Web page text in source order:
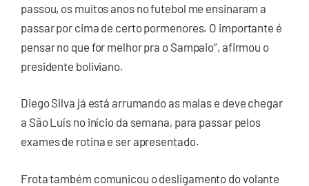
passou, os muitos anos no futebol me ensinaram a
passar por cima de certo pormenores. O importante é
pensar no que for melhor pra o Sampaio”, afirmou o
presidente boliviano.
Diego Silva já está arrumando as malas e deve chegar
a São Luís no início da semana, para passar pelos
exames de rotina e ser apresentado.
Frota também comunicou o desligamento do volante